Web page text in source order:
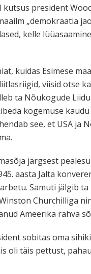
kutsus president
„demokraatia
kelle
kuidas Esimese
viisid otse
ta Nõukogude
kogemuse
see, et USA ja
järgsest
aasta Jalta
Samuti jälgib
Churchilliga
Ameerika rahva
sobitas oma
oli täis pettust,